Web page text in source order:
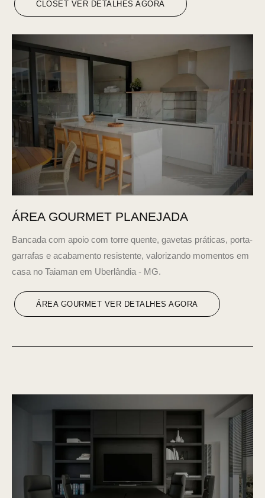
CLOSET VER DETALHES AGORA
ÁREA GOURMET PLANEJADA
Bancada com apoio com torre quente, gavetas práticas, porta-
garrafas e acabamento resistente, valorizando momentos em
casa no Taiaman em Uberlândia - MG.
ÁREA GOURMET VER DETALHES AGORA